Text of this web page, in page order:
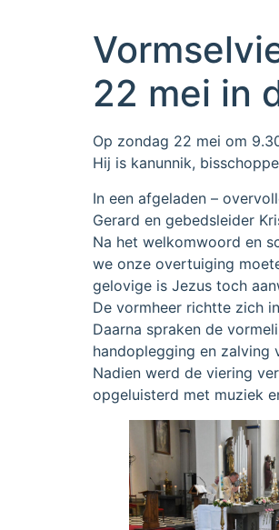
22 mei in
Op zondag 22 mei om
Hij is kanunnik,
In een afgeladen –
Gerard en gebedsleider
Na het welkomwoord en
we onze overtuiging
gelovige is Jezus toch
De vormheer richtte zich
Daarna spraken de
handoplegging en zalving
Nadien werd de viering
opgeluisterd met muziek